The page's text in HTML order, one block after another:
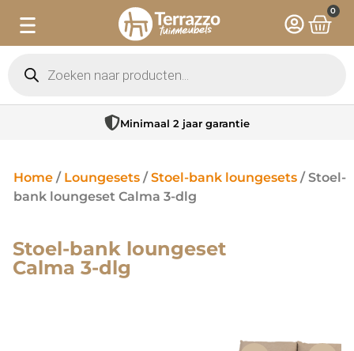
0
Minimaal 2 jaar garantie
Home / Loungesets /Stoel-bank loungesets / Stoel-
bank loungeset Calma 3-dlg
Stoel-bank loungeset
Calma 3-dlg